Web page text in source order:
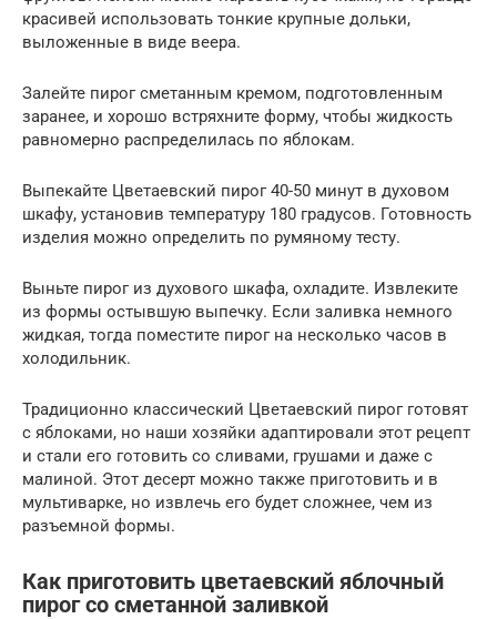
красивей использовать тонкие крупные дольки,
выложенные в виде веера.
Залейте пирог сметанным кремом, подготовленным
заранее, и хорошо встряхните форму, чтобы жидкость
равномерно распределилась по яблокам.
Выпекайте Цветаевский пирог 40-50 минут в духовом
шкафу, установив температуру 180 градусов. Готовность
изделия можно определить по румяному тесту.
Выньте пирог из духового шкафа, охладите. Извлеките
из формы остывшую выпечку. Если заливка немного
жидкая, тогда поместите пирог на несколько часов в
холодильник.
Традиционно классический Цветаевский пирог готовят
с яблоками, но наши хозяйки адаптировали этот рецепт
и стали его готовить со сливами, грушами и даже с
малиной. Этот десерт можно также приготовить и в
мультиварке, но извлечь его будет сложнее, чем из
разъемной формы.
Как приготовить цветаевский яблочный
пирог со сметанной заливкой